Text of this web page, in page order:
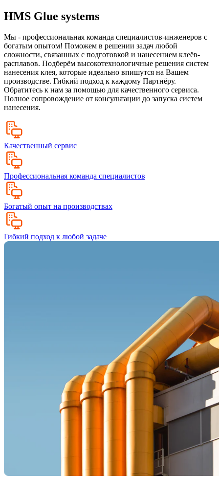
HMS Glue systems
Мы - профессиональная команда специалистов-инженеров с
богатым опытом! Поможем в решении задач любой
сложности, связанных с подготовкой и нанесением клеёв-
расплавов. Подберём высокотехнологичные решения систем
нанесения клея, которые идеально впишутся на Вашем
производстве. Гибкий подход к каждому Партнёру.
Обратитесь к нам за помощью для качественного сервиса.
Полное сопровождение от консультации до запуска систем
нанесения.
Качественный сервис
Профессиональная команда специалистов
Богатый опыт на производствах
Гибкий подход к любой задаче